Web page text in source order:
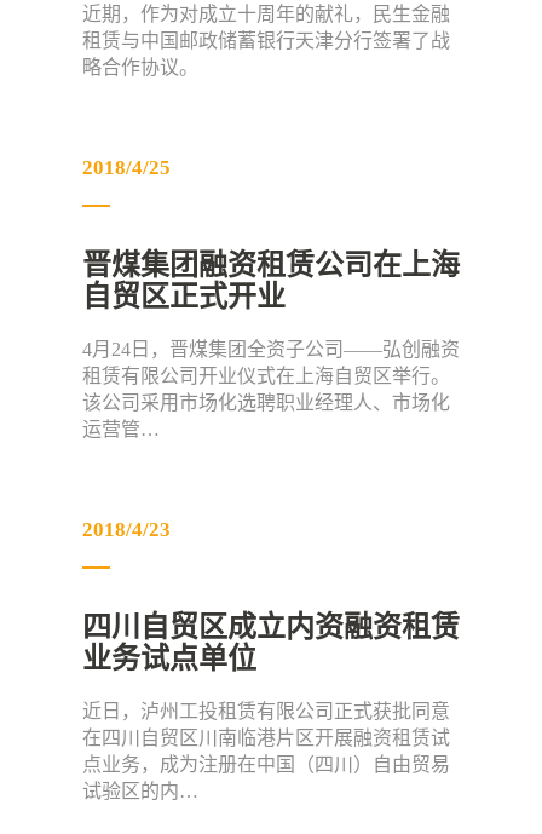
近期，作为对成立十周年的献礼，民生金融
租赁与中国邮政储蓄银行天津分行签署了战
略合作协议。
2018/4/25
晋煤集团融资租赁公司在上海
自贸区正式开业
4月24日，晋煤集团全资子公司——弘创融资
租赁有限公司开业仪式在上海自贸区举行。
该公司采用市场化选聘职业经理人、市场化
运营管…
2018/4/23
四川自贸区成立内资融资租赁
业务试点单位
近日，泸州工投租赁有限公司正式获批同意
在四川自贸区川南临港片区开展融资租赁试
点业务，成为注册在中国（四川）自由贸易
试验区的内…